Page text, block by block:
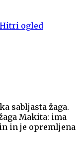
Hitri ogled
sabljasta žaga.
Makita: ima
in je opremljena